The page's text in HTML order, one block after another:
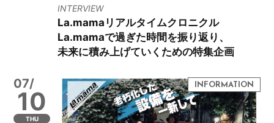
INTERVIEW
La.mamaリアルタイムクロニクル
La.mamaで過ぎた時間を振り返り、
未来に積み上げていくための特集企画
07/
10
THU